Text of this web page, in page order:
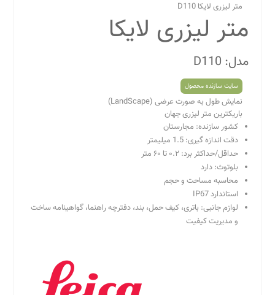
متر لیزری لایکا D110
متر لیزری لایکا
مدل: D110
سایت سازنده محصول
نمایش طول به صورت عرضی (LandScape)
باریکترین متر لیزری جهان
کشور سازنده: مجارستان
دقت اندازه گیری: 1.5 میلیمتر
حداقل/حداکثر برد: ۰.۲ تا ۶۰ متر
بلوتوث: دارد
محاسبه مساحت و حجم
استاندارد IP67
لوازم جانبی: باتری، کیف حمل، بند، دفترچه راهنما، گواهینامه ساخت
و مدیریت کیفیت